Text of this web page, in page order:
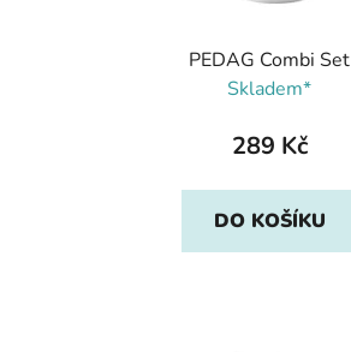
PEDAG Combi Set
Skladem*
289 Kč
DO KOŠÍKU